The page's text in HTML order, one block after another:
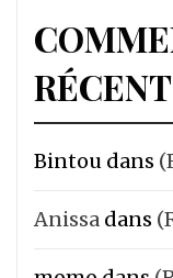
Bintou dans
Anissa dans